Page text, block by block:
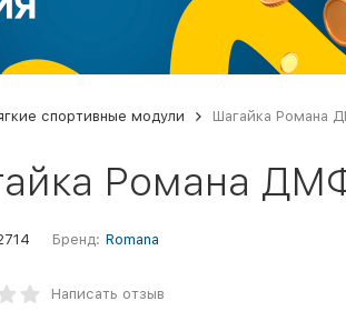
спортивные модули Шагайка Романа
Романа
Бренд: Romana
Написать отзыв